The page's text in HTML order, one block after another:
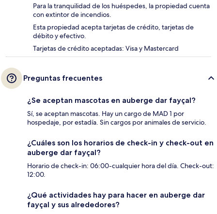
Para la tranquilidad de los huéspedes, la propiedad cuenta
con extintor de incendios.
Esta propiedad acepta tarjetas de crédito, tarjetas de
débito y efectivo.
Tarjetas de crédito aceptadas: Visa y Mastercard
Preguntas frecuentes
¿Se aceptan mascotas en auberge dar fayçal?
Sí, se aceptan mascotas. Hay un cargo de MAD 1 por
hospedaje, por estadía. Sin cargos por animales de servicio.
¿Cuáles son los horarios de check-in y check-out en
auberge dar fayçal?
Horario de check-in: 06:00-cualquier hora del día. Check-out:
12:00.
¿Qué actividades hay para hacer en auberge dar
fayçal y sus alrededores?